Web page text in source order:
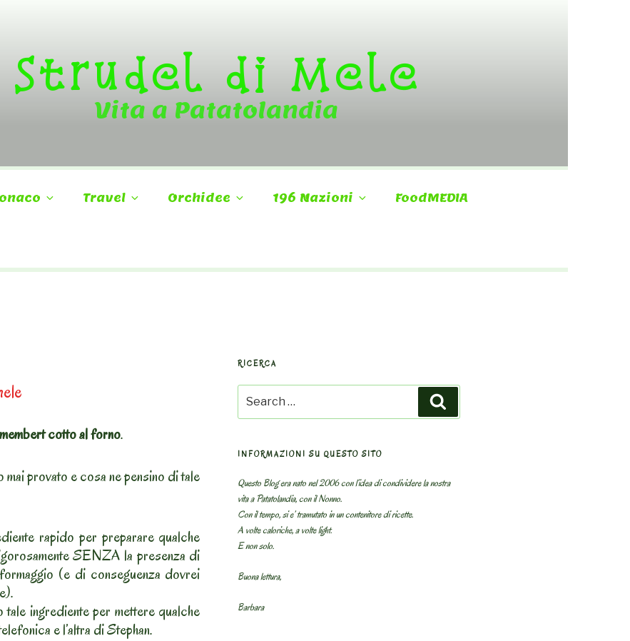
Strudel di Mele
Vita a Patatolandia
Travel Orchidee 196 Nazioni FoodMEDIA
cotto al forno.
provato e cosa ne pensino di tale
rapido per preparare qualche
SENZA la presenza di
(e di conseguenza dovrei
ingrediente per mettere qualche
e l’altra di Stephan.
RICERCA
for:
INFORMAZIONI SU QUESTO SITO
Questo Blog era nato nel 2006 con l’idea di condividere la nostra
vita a Patatolandia, con il Nonno.
Con il tempo, si e’ tramutato in un contenitore di ricette.
A volte caloriche, a volte light.
E non solo.
Buona lettura,
Barbara